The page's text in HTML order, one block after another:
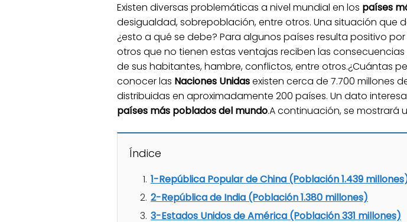
Existen diversas problemáticas a nivel mundial en los países
desigualdad, sobrepoblación, entre otros. Una situación que
¿esto a qué se debe? Para algunos países resulta positivo
otros que no tienen estas ventajas reciben las
de sus habitantes, hambre, conflictos, entre otros.¿Cuántas
conocer las Naciones Unidasexisten cerca de 7.700 millones
distribuidas en aproximadamente 200 países. Un dato
países más poblados del mundo.A continuación, se mostrará
Índice
1-República Popular de China (Población 1.439
2-República de India (Población 1.380 millones)
3-Estados Unidos de América (Población 331 millones)